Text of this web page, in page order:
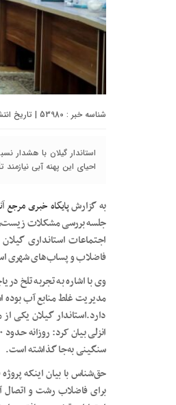
شناسه خبر : 53980 | تاریخ انتشار : ۲۲ شهریور ۱۴۰۴ - ۱۱:۰۷ |
استاندار گیلان با هشدار
احیای این پهنه آبی
به گزارشپایگاه خبری مرجع
جلسه بررسی مشکلات
اجتماعات استانداری
فاضلاب و پساب‌های شهری
وی با اشاره به تجربه تلخ
مدیریت غلط منابع آب
سنگینی به‌جا گذاشته است.
برای فاضلاب رشت و اتصال